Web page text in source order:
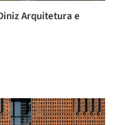
Arquitetura e